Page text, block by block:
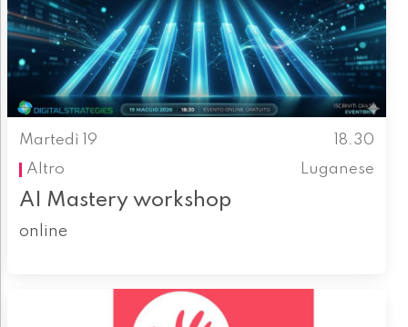
Martedì 19
18.30
Altro
Luganese
AI Mastery workshop
online